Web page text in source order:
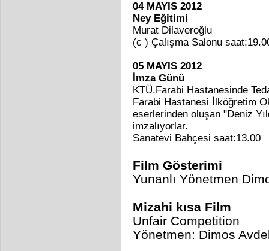
04 MAYIS 2012
Ney Eğitimi
Murat Dilaveroğlu
(c ) Çalışma Salonu
05 MAYIS 2012
İmza Günü
KTÜ.Farabi Hastanesinde
Farabi Hastanesi İlköğretim
eserlerinden oluşan "Deniz
imzalıyorlar.
Sanatevi Bahçesi saat:13.00
Film Gösterimi
Yunanlı Yönetmen
Mizahi kısa Film
Unfair Competition
Yönetmen: Dimos